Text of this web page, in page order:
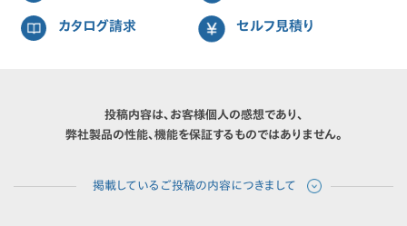
カタログ請求 セルフ見積り
投稿内容は、お客様個人の感想であり、
弊社製品の性能、機能を保証するものではありません。